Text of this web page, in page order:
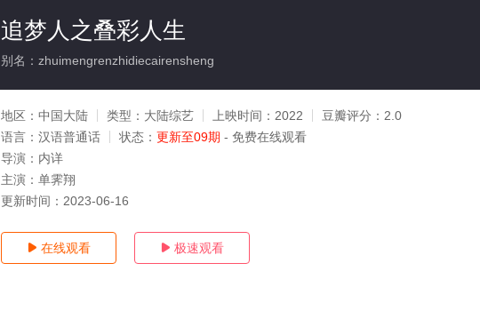
追梦人之叠彩人生
别名：zhuimengrenzhidiecairensheng
地区： 中国大陆 类型： 大陆综艺 上映时间： 2022 豆瓣评分： 2.0
语言： 汉语普通话 状态： 更新至09期 - 免费在线观看
导演： 内详
主演： 单霁翔
更新时间： 2023-06-16
 在线观看  极速观看